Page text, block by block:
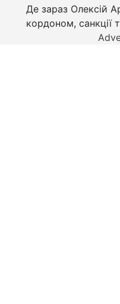
Де зараз Олексій
кордоном, санкції